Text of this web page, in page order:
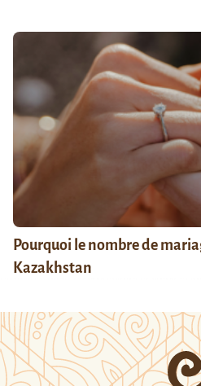
Pourquoi le nombre de
Kazakhstan